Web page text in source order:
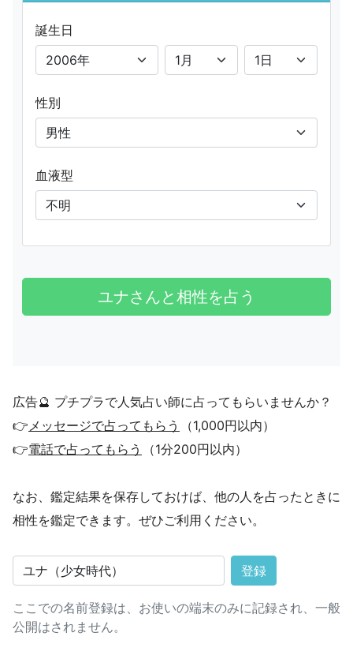
誕生日
性別
血液型
広告🔮 プチプラで人気占い師に占ってもらいませんか？
👉メッセージで占ってもらう
（1,000円以内）
👉電話で占ってもらう （1分200円以内）
なお、鑑定結果を保存しておけば、他の人を占ったときに
相性を鑑定できます。ぜひご利用ください。
登録
ここでの名前登録は、お使いの端末のみに記録され、一般
公開はされません。